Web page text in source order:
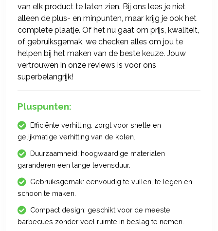
van elk product te laten zien. Bij ons lees je niet
alleen de plus- en minpunten, maar krijg je ook het
complete plaatje. Of het nu gaat om prijs, kwaliteit,
of gebruiksgemak, we checken alles om jou te
helpen bij het maken van de beste keuze. Jouw
vertrouwen in onze reviews is voor ons
superbelangrijk!
Pluspunten:
Efficiënte verhitting: zorgt voor snelle en
gelijkmatige verhitting van de kolen.
Duurzaamheid: hoogwaardige materialen
garanderen een lange levensduur.
Gebruiksgemak: eenvoudig te vullen, te legen en
schoon te maken.
Compact design: geschikt voor de meeste
barbecues zonder veel ruimte in beslag te nemen.